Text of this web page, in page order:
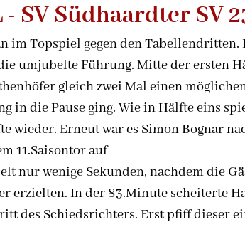
SV Südhaardter SV
im Topspiel gegen den Tabellendritten.
umjubelte Führung. Mitte der ersten
gleich zwei Mal einen
in die Pause ging. Wie in Hälfte eins
wieder. Erneut war es Simon Bognar
11.Saisontor auf
nur wenige Sekunden, nachdem die
erzielten. In der 83.Minute scheiterte
des Schiedsrichters. Erst pfiff dieser